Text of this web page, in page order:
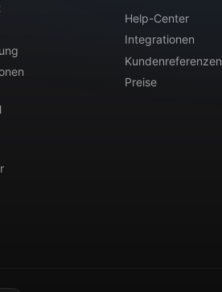
Help-Center
Integrationen
Kundenreferenzen
Preise